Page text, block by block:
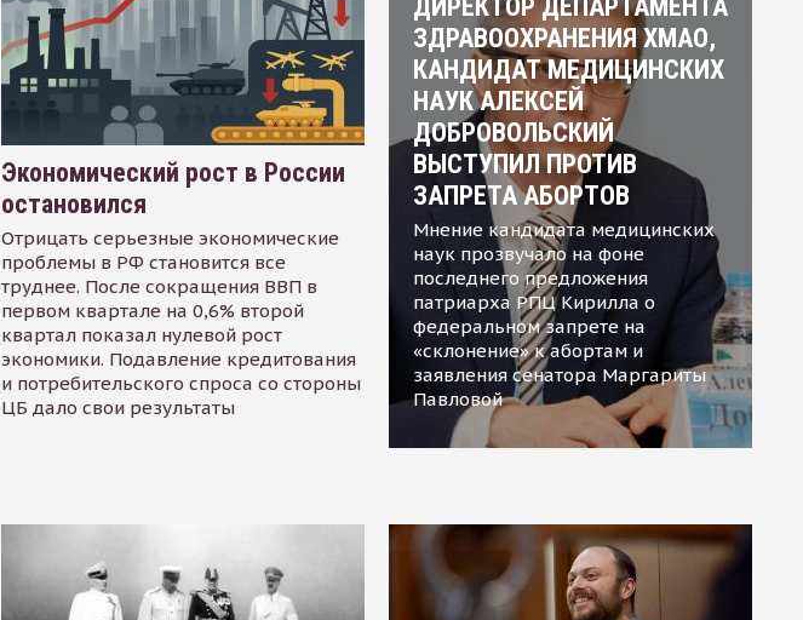
Экономический рост в России
остановился
Отрицать серьезные экономические
проблемы в РФ становится все
труднее. После сокращения ВВП в
первом квартале на 0,6% второй
квартал показал нулевой рост
экономики. Подавление кредитования
и потребительского спроса со стороны
ЦБ дало свои результаты
ДИРЕКТОР ДЕПАРТАМЕНТА
ЗДРАВООХРАНЕНИЯ ХМАО,
КАНДИДАТ МЕДИЦИНСКИХ
НАУК АЛЕКСЕЙ
ДОБРОВОЛЬСКИЙ
ВЫСТУПИЛ ПРОТИВ
ЗАПРЕТА АБОРТОВ
Мнение кандидата медицинских
наук прозвучало на фоне
последнего предложения
патриарха РПЦ Кирилла о
федеральном запрете на
«склонение» к абортам и
заявления сенатора Маргариты
Павловой